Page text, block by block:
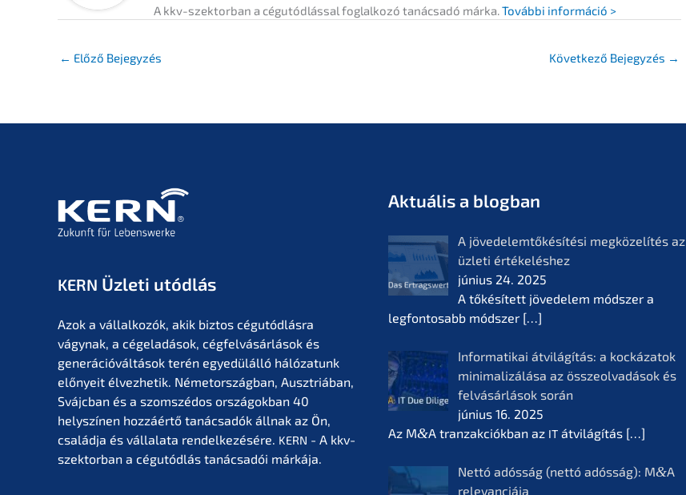
A kkv-szektor­ban a cégutód­lás­sal foglal­ko­zó tanác­sa­dó márka.Továb­bi információ >
← Előző Bejegyzés Követ­ke­ző Bejegy­zés →
KERN Üzleti utódlás
Azok a vállal­ko­zók, akik biztos cégutód­lás­ra
vágynak, a cégela­dá­sok, cégfel­vá­sár­lá­sok és
generá­ció­vál­tá­sok terén egyedülál­ló hálóza­tunk
előny­eit élvez­he­tik. Németor­szág­ban, Ausztriá­ban,
Svájc­ban és a szomszé­dos orszá­gok­ban 40
helyszí­nen hozzá­értő tanác­sa­dók állnak az Ön,
család­ja és vállala­ta rendel­ke­zé­sé­re. KERN - A kkv-
szektor­ban a cégutód­lás tanác­sa­dói márkája.
Aktuá­lis a blogban
A jövedelem­tőké­sí­té­si megkö­ze­lí­tés az
üzleti értékelés­hez
június 24. 2025
A tőkésí­tett jövede­lem módszer a
legfon­tosabb módszer […]
Infor­ma­ti­kai átvilá­gí­tás: a kocká­z­a­tok
minima­li­zá­lá­sa az összeol­va­dá­sok és
felvá­sár­lá­sok során
június 16. 2025
Az M&A tranzak­ciók­ban az IT átvilá­gí­tás […]
Nettó adósság (nettó adósság): M&A
relevan­ciá­ja